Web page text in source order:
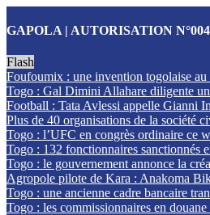
GAPOLA | AUTORISATION
Flash
Foufoumix : une invention togolaise au
Togo : Gal Dimini Allahare diligente
Football : Tata Avlessi appelle Gianni
Plus de 40 organisations de la société
Togo : l’UFC en congrès ordinaire ce
Togo : 132 fonctionnaires sanctionnés
Togo : le gouvernement annonce la
Agropole pilote de Kara : Anakoma
Togo : une ancienne cadre bancaire
Togo : les commissionnaires en douane